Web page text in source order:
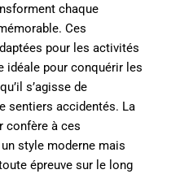
chaque
Ces
pour les activités
idéale pour conquérir les
s’agisse de
sentiers accidentés. La
confère à ces
style moderne mais
épreuve sur le long